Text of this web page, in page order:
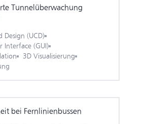
Tunnel­überwachung
Design (UCD)
Interface (GUI)
3D Visualisierung
bei Fern­linien­bussen